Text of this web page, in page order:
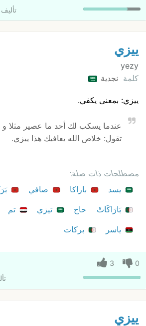
تأليف
ييزي
yezy
كلمة نجدية
ييزي: بمعنى يكفي.
عندما يسكب لك أحد ما عصير مثلا و
تقول: خلاص الله يعافيك هذا ييزي.
مصطلحات ذات صلة:
يسد
باراكا صافي
بَارَاكَاتْ
حاج تيزي تم
ياسر
بركات
0
3
ييزي